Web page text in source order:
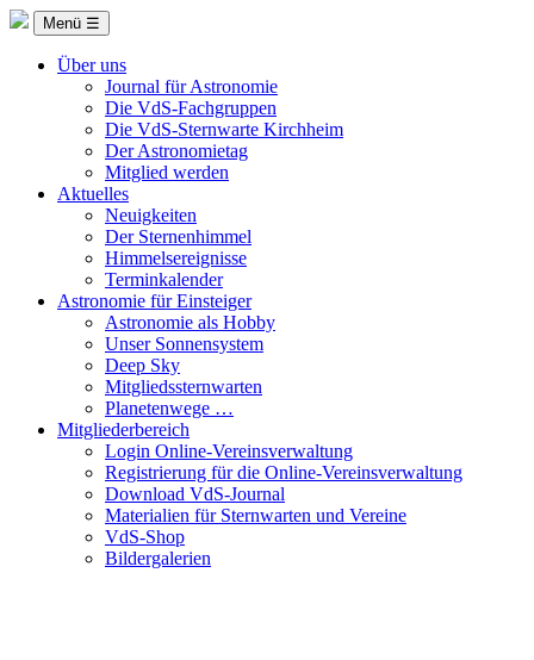
Menü ☰
Über uns
Journal für Astronomie
Die VdS-Fachgruppen
Die VdS-Sternwarte Kirchheim
Der Astronomietag
Mitglied werden
Aktuelles
Neuigkeiten
Der Sternenhimmel
Himmelsereignisse
Terminkalender
Astronomie für Einsteiger
Astronomie als Hobby
Unser Sonnensystem
Deep Sky
Mitgliedssternwarten
Planetenwege …
Mitgliederbereich
Login Online-Vereinsverwaltung
Registrierung für die Online-Vereinsverwaltung
Download VdS-Journal
Materialien für Sternwarten und Vereine
VdS-Shop
Bildergalerien